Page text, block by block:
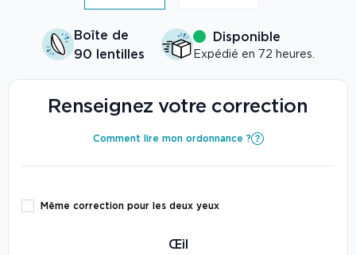
Boîte de
90 lentilles
Disponible
Expédié en 72 heures.
Renseignez votre correction
Comment lire mon ordonnance ?
Même correction pour les deux yeux
Œil